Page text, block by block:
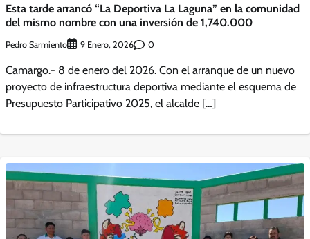
Esta tarde arrancó “La Deportiva La Laguna” en la comunidad
del mismo nombre con una inversión de 1,740.000
Pedro Sarmiento 9 Enero, 2026 0
Camargo.- 8 de enero del 2026. Con el arranque de un nuevo
proyecto de infraestructura deportiva mediante el esquema de
Presupuesto Participativo 2025, el alcalde […]